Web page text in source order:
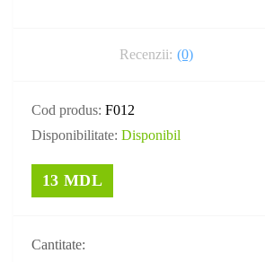
Recenzii: (0)
Cod produs: F012
Disponibilitate: Disponibil
13 MDL
Cantitate: